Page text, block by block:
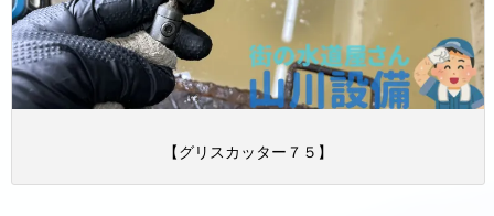
【グリスカッター７５】